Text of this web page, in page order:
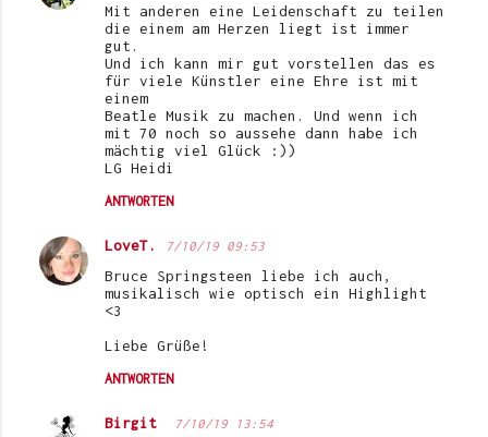
Mit anderen eine Leidenschaft zu teilen
die einem am Herzen liegt ist immer
gut.
Und ich kann mir gut vorstellen das es
für viele Künstler eine Ehre ist mit
einem
Beatle Musik zu machen. Und wenn ich
mit 70 noch so aussehe dann habe ich
mächtig viel Glück :))
LG Heidi
ANTWORTEN
LoveT. 7/10/19 09:53
Bruce Springsteen liebe ich auch,
musikalisch wie optisch ein Highlight
<3
Liebe Grüße!
ANTWORTEN
Birgit 7/10/19 13:54